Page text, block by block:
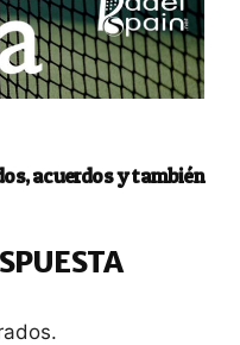
acuerdos y también